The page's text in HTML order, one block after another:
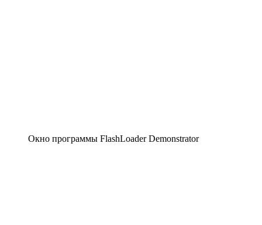
Окно программы FlashLoader Demonstrator